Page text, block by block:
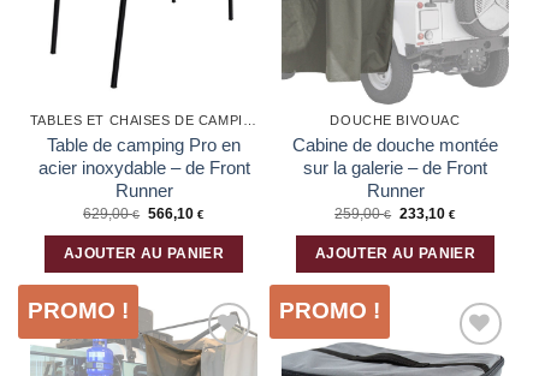
TABLES ET CHAISES DE CAMPING
Table de camping Pro en
acier inoxydable – de Front
Runner
629,00€ 566,10 €
AJOUTER AU PANIER
DOUCHE BIVOUAC
Cabine de douche montée
sur la galerie – de Front
Runner
259,00€ 233,10 €
AJOUTER AU PANIER
Ajouter
PROMO !
Ajouter
PROMO !